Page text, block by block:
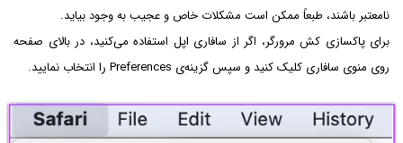
نامعتبر باشند، طبعاً ممکن است مشکلات خاص و عجیب به وجود بیاید.
برای پاکسازی کش مرورگر، اگر از سافاری اپل استفاده می‌کنید، در بالای صفحه
روی منوی سافاری کلیک کنید و سپس گزینه‌ی Preferences را انتخاب نمایید.